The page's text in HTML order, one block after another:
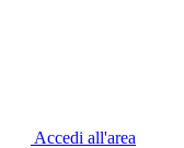
Accedi all'area